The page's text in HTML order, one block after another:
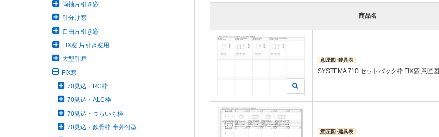
両袖片引き窓
引分け窓
自由片引き窓
FIX窓 片引き窓用
大型引戸
FIX窓
70見込・RC枠
70見込・ALC枠
70見込・つらいち枠
70見込・鉄骨枠 半外付型
商品名
意匠図･建具表
SYSTEMA 710 セットバック枠 FIX窓 意匠図
意匠図･建具表